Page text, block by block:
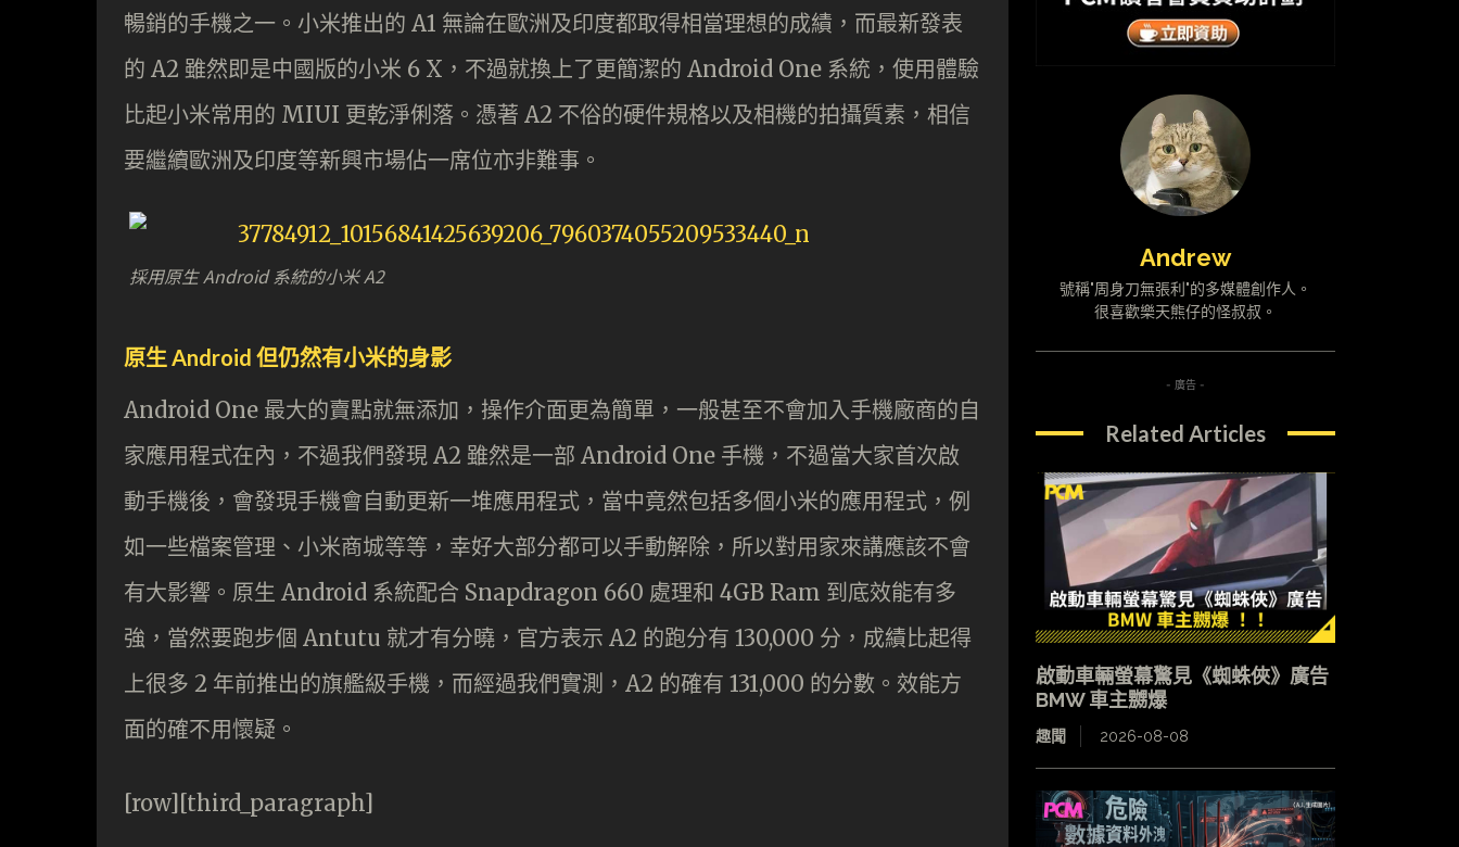
暢銷的手機之一。小米推出的 A1 無論在歐洲及印度都取得相當理想的成績，而最新發表
的 A2 雖然即是中國版的小米 6 X，不過就換上了更簡潔的 Android One 系統，使用體驗
比起小米常用的 MIUI 更乾淨俐落。憑著 A2 不俗的硬件規格以及相機的拍攝質素，相信
要繼續歐洲及印度等新興市場佔一席位亦非難事。
採用原生 Android 系統的小米 A2
原生 Android 但仍然有小米的身影
Android One 最大的賣點就無添加，操作介面更為簡單，一般甚至不會加入手機廠商的自
家應用程式在內，不過我們發現 A2 雖然是一部 Android One 手機，不過當大家首次啟
動手機後，會發現手機會自動更新一堆應用程式，當中竟然包括多個小米的應用程式，例
如一些檔案管理、小米商城等等，幸好大部分都可以手動解除，所以對用家來講應該不會
有大影響。原生 Android 系統配合 Snapdragon 660 處理和 4GB Ram 到底效能有多
強，當然要跑步個 Antutu 就才有分曉，官方表示 A2 的跑分有 130,000 分，成績比起得
上很多 2 年前推出的旗艦級手機，而經過我們實測，A2 的確有 131,000 的分數。效能方
面的確不用懷疑。
[row][third_paragraph]
Andrew
號稱"周身刀無張利"的多媒體創作人。
很喜歡樂天熊仔的怪叔叔。
- 廣告 -
Related Articles
啟動車輛螢幕驚見《蜘蛛俠》廣告
BMW 車主嬲爆
趣聞 2026-08-08